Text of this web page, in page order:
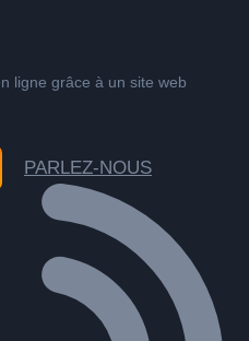
ligne grâce à un site web
PARLEZ-NOUS